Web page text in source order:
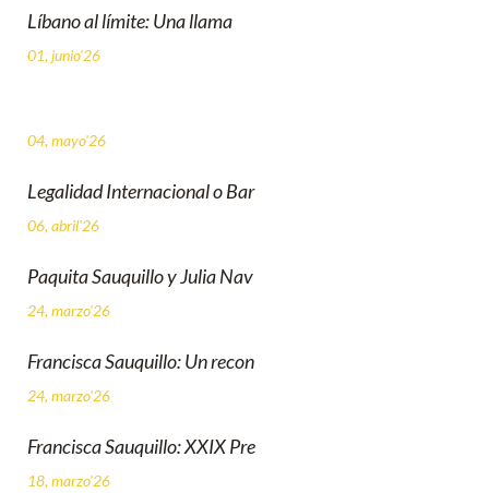
Líbano al límite: Una llama
01, junio'26
04, mayo'26
Legalidad Internacional o Bar
06, abril'26
Paquita Sauquillo y Julia Nav
24, marzo'26
Francisca Sauquillo: Un recon
24, marzo'26
Francisca Sauquillo: XXIX Pre
18, marzo'26